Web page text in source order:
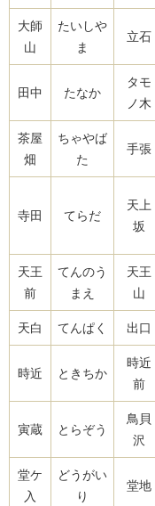
大師
山
たいしや
ま
立石
田中 たなか
タモ
ノ木
茶屋
畑
ちゃやば
た
手張
寺田 てらだ
天上
坂
天王
前
てんのう
まえ
天王
山
天白 てんぱく 出口
時近 ときちか
時近
前
寅蔵 とらぞう
鳥貝
沢
堂ケ
入
どうがい
り
堂地